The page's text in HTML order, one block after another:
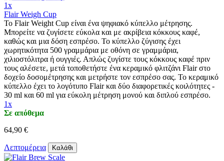
1x
Flair Weigh Cup
Το Flair Weight Cup είναι ένα ψηφιακό κύπελλο μέτρησης.
Μπορείτε να ζυγίσετε εύκολα και με ακρίβεια κόκκους καφέ,
καθώς και μια δόση εσπρέσο. Το κύπελλο ζύγισης έχει
χωρητικότητα 500 γραμμάρια με οθόνη σε γραμμάρια,
χιλιοστόλιτρα ή ουγγιές. Απλώς ζυγίστε τους κόκκους καφέ πριν
τους αλέσετε, μετά τοποθετήστε ένα κεραμικό φλιτζάνι Flair στο
δοχείο δοσομέτρησης και μετρήστε τον εσπρέσο σας. Το κεραμικό
κύπελλο έχει το λογότυπο Flair και δύο διαφορετικές κοιλότητες -
30 ml και 60 ml για εύκολη μέτρηση μονού και διπλού εσπρέσο.
1x
Σε απόθεμα
64,90 €
Λεπτομέρεια Καλάθι